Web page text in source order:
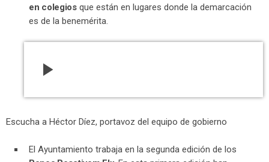
en colegiosque están en lugares donde la demarcación
es de la benemérita.
play_arrow
Escucha a Héctor Díez, portavoz del equipo de gobierno
El Ayuntamiento trabaja en la segunda edición de los